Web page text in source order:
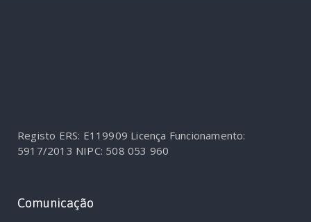
Registo ERS: E119909 Licença Funcionamento:
5917/2013 NIPC: 508 053 960
Comunicação